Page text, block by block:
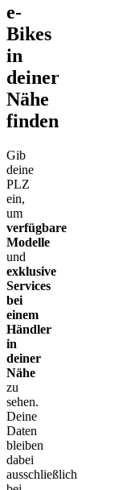
e-
Bikes
in
deiner
Nähe
finden
Gib
deine
PLZ
ein,
um
verfügbare
Modelle
und
exklusive
Services
bei
einem
Händler
in
deiner
Nähe
zu
sehen.
Deine
Daten
bleiben
dabei
ausschließlich